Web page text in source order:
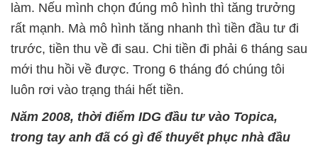
làm. Nếu mình chọn đúng mô hình thì tăng trưởng
rất mạnh. Mà mô hình tăng nhanh thì tiền đầu tư đi
trước, tiền thu về đi sau. Chi tiền đi phải 6 tháng sau
mới thu hồi về được. Trong 6 tháng đó chúng tôi
luôn rơi vào trạng thái hết tiền.
Năm 2008, thời điểm IDG đầu tư vào Topica,
trong tay anh đã có gì để thuyết phục nhà đầu